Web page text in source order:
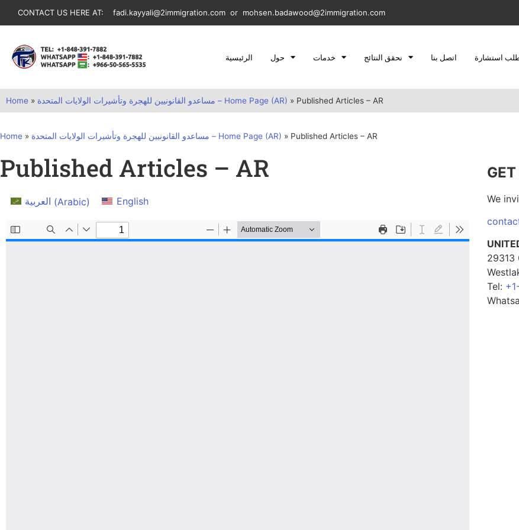
CONTACT US HERE AT: fadi.kayyali@2immigration.com or mohsen.badawood@2immigration.com
الرئيسية حول خدمات نحقق النتائج اتصل بنا استشارة
Home » مساعدو القانونيين للهجرة وتأشيرات الولايات المتحدة – Home Page (AR) » Published Articles – AR
Home » مساعدو القانونيين للهجرة وتأشيرات الولايات المتحدة – Home Page (AR) » Published Articles – AR
Published Articles – AR
العربية (Arabic) English
We
29313
Tel: